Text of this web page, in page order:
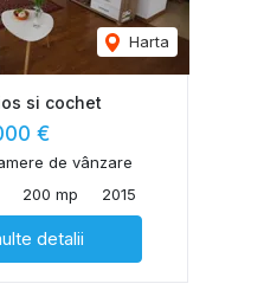
Harta
si cochet
€
de vânzare
200 mp 2015
detalii